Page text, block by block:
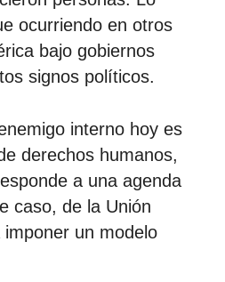
ocurriendo en otros
bajo gobiernos
signos políticos.
interno hoy es
derechos humanos,
a una agenda
caso, de la Unión
un modelo